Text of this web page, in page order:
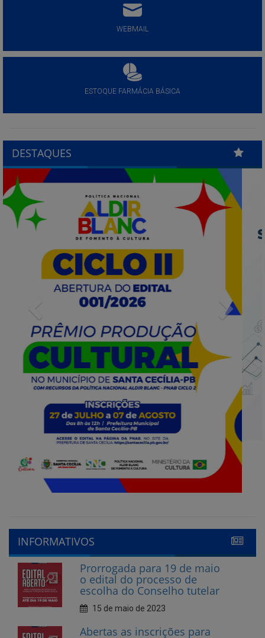
WEBMAIL
ESTOQUE FARMÁCIA BÁSICA
DESTAQUES
Previous
INFORMATIVOS
o edital do processo de
escolha do Conselho tutelar
15 de maio de 2023
Abertas as inscrições para
Conselheiro Tutelar em
Santa Cecília